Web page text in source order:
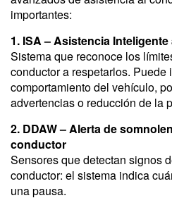
importantes:
1. ISA – Asistencia Inteligente
Sistema que reconoce los
conductor a respetarlos. Puede
comportamiento del vehículo,
advertencias o reducción de la
2. DDAW – Alerta de
conductor
Sensores que detectan signos
conductor: el sistema indica
una pausa.